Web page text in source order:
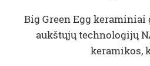
Big Green Egg
aukštųjų technologijų
keramikos,